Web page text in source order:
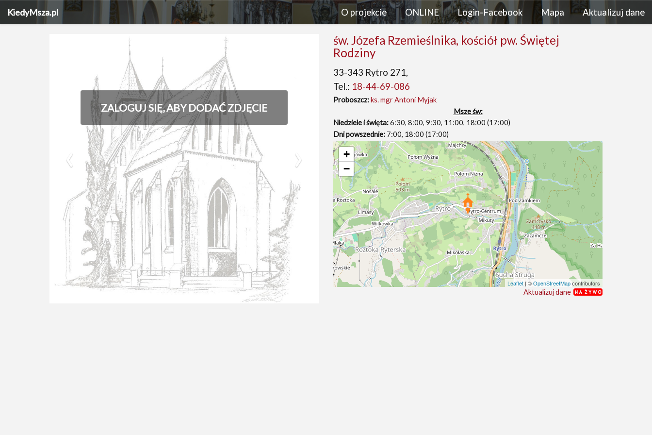
KiedyMsza.pl O projekcie ONLINE Login-Facebook Mapa Aktualizuj dane
ZALOGUJ SIĘ, ABY DODAĆ ZDJĘCIE
‹ ›
św. Józefa Rzemieślnika, kościół pw. Świętej
Rodziny
33-343 Rytro 271,
Tel.: 18-44-69-086
Proboszcz:ks. mgr Antoni Myjak
Msze św:
Niedziele i święta:6:30, 8:00, 9:30, 11:00, 18:00 (17:00)
Dni powszednie: 7:00, 18:00 (17:00)
+
−
Leaflet | ©OpenStreetMapcontributors
Aktualizuj dane